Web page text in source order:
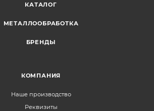
КАТАЛОГ
МЕТАЛЛООБРАБОТКА
БРЕНДЫ
КОМПАНИЯ
Наше производство
Реквизиты